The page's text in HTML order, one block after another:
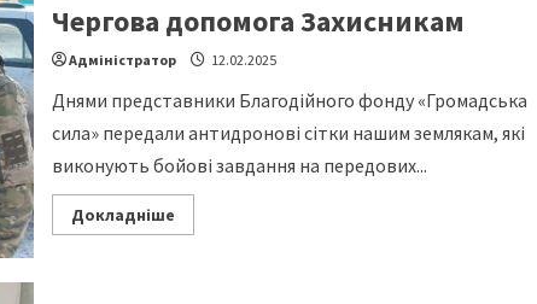
станцію
EcoFlow
від
«Громадська
сила»
Чергова допомога Захисникам
Адміністратор 12.02.2025
Днями представники Благодійного фонду «Громадська
сила» передали антидронові сітки нашим землякам, які
виконують бойові завдання на передових...
ДокладнішеRead
more